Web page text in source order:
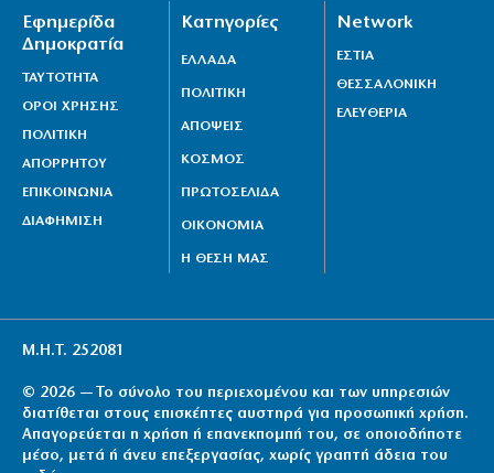
Εφημερίδα
Δημοκρατία
ΤΑΥΤΟΤΗΤΑ
ΟΡΟΙ ΧΡΗΣΗΣ
ΠΟΛΙΤΙΚΗ
ΑΠΟΡΡΗΤΟΥ
ΕΠΙΚΟΙΝΩΝΙΑ
ΔΙΑΦΗΜΙΣΗ
Κατηγορίες
ΕΛΛΑΔΑ
ΠΟΛΙΤΙΚΗ
ΑΠΟΨΕΙΣ
ΚΟΣΜΟΣ
ΠΡΩΤΟΣΕΛΙΔΑ
ΟΙΚΟΝΟΜΙΑ
Η ΘΕΣΗ ΜΑΣ
Network
ΕΣΤΙΑ
ΘΕΣΣΑΛΟΝΙΚΗ
ΕΛΕΥΘΕΡΙΑ
Μ.Η.Τ. 252081
© 2026 — Το σύνολο του περιεχομένου και των υπηρεσιών
διατίθεται στους επισκέπτες αυστηρά για προσωπική χρήση.
Απαγορεύεται η χρήση ή επανεκπομπή του, σε οποιοδήποτε
μέσο, μετά ή άνευ επεξεργασίας, χωρίς γραπτή άδεια του